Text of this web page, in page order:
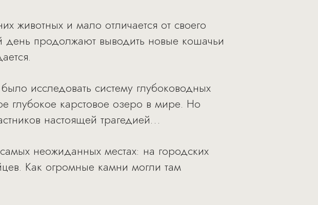
и мало отличается от своего
продолжают выводить новые кошачьи
исследовать систему глубоководных
глубокое карстовое озеро в мире. Но
настоящей трагедией…
неожиданных местах: на городских
Как огромные камни могли там